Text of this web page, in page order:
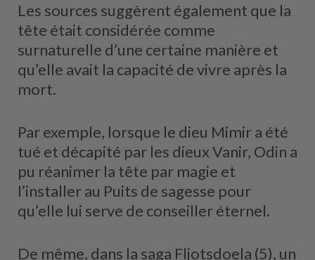
Les sources suggèrent également que la
tête était considérée comme
surnaturelle d’une certaine manière et
qu’elle avait la capacité de vivre après la
mort.
Par exemple, lorsque le dieu Mimir a été
tué et décapité par les dieux Vanir, Odin a
pu réanimer la tête par magie et
l’installer au Puits de sagesse pour
qu’elle lui serve de conseiller éternel.
De même, dans la saga Fljotsdoela (5), un